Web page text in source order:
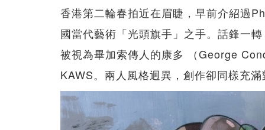
香港第二輪春拍近在眉睫，早前介紹過
國當代藝術「光頭旗手」之手。話鋒一
被視為畢加索傳人的康多 （George
KAWS。兩人風格迥異，創作卻同樣充